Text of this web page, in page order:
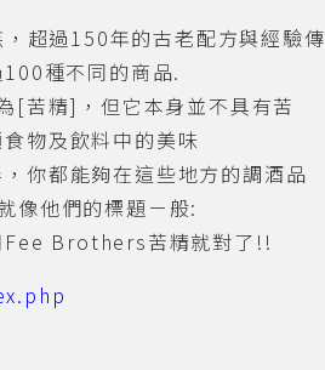
超過150年的古老配方與經驗傳
種不同的商品.
[苦精]，但它本身並不具有苦
物及飲料中的美味
你都能夠在這些地方的調酒品
像他們的標題ㄧ般:
Fee Brothers苦精就對了!!